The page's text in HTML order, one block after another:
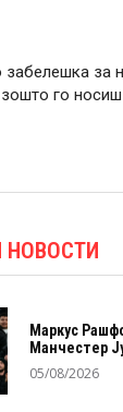
за
го носиш
НОВОСТИ
Маркус
Манчестер
05/08/2026